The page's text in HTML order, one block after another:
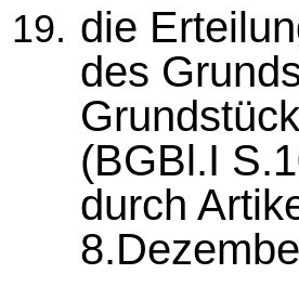
die
des
(BGBl.I
durch